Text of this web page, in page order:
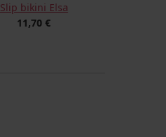
Slip bikini Elsa
11,70 €